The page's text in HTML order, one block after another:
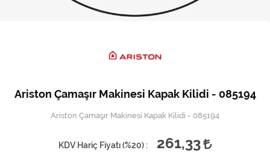
Musluk
Ariston Çamaşır Makinesi Kapak Kilidi - 085194
Ariston Çamaşır Makinesi Kapak Kilidi - 085194
KDV Hariç Fiyatı (%20) :
261,33